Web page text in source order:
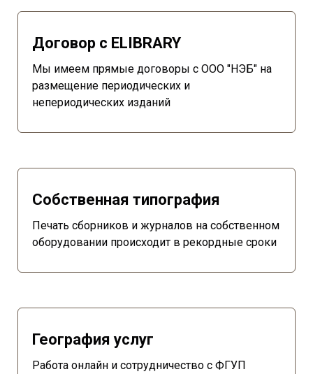
Договор с ELIBRARY
Мы имеем прямые договоры с ООО "НЭБ" на
размещение периодических и
непериодических изданий
Собственная типография
Печать сборников и журналов на собственном
оборудовании происходит в рекордные сроки
География услуг
Работа онлайн и сотрудничество с ФГУП